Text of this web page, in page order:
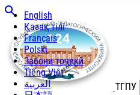
English
Қазақ тілі
Français
Polski
Забони тоҷикӣ
Tiếng Việt
العربية
ТГПУ